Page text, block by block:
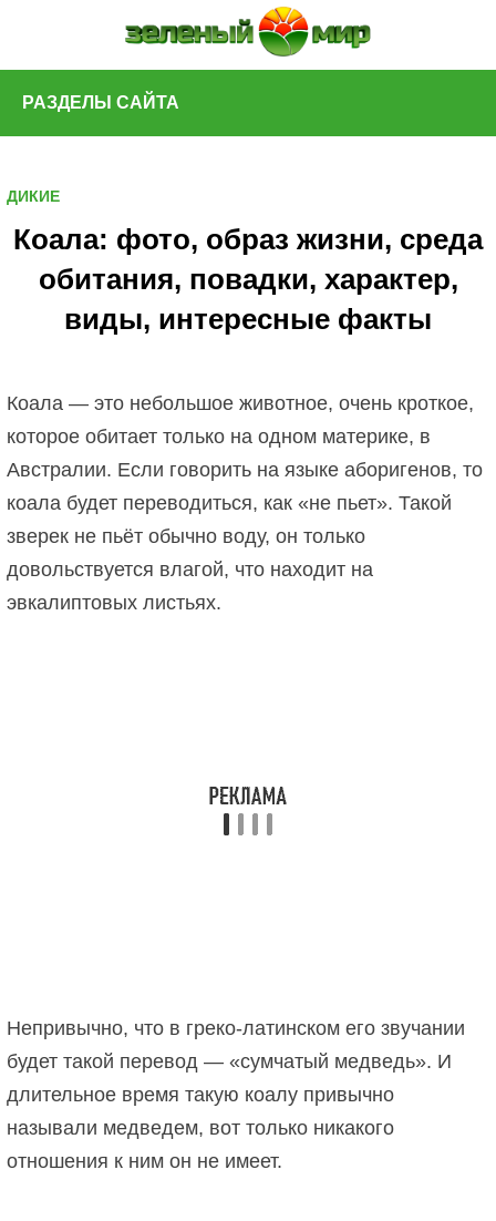
content
РАЗДЕЛЫ САЙТА
ДИКИЕ
Коала: фото, образ жизни, среда
обитания, повадки, характер,
виды, интересные факты
Коала — это небольшое животное, очень кроткое,
которое обитает только на одном материке, в
Австралии. Если говорить на языке аборигенов, то
коала будет переводиться, как «не пьет». Такой
зверек не пьёт обычно воду, он только
довольствуется влагой, что находит на
эвкалиптовых листьях.
Непривычно, что в греко-латинском его звучании
будет такой перевод — «сумчатый медведь». И
длительное время такую коалу привычно
называли медведем, вот только никакого
отношения к ним он не имеет.